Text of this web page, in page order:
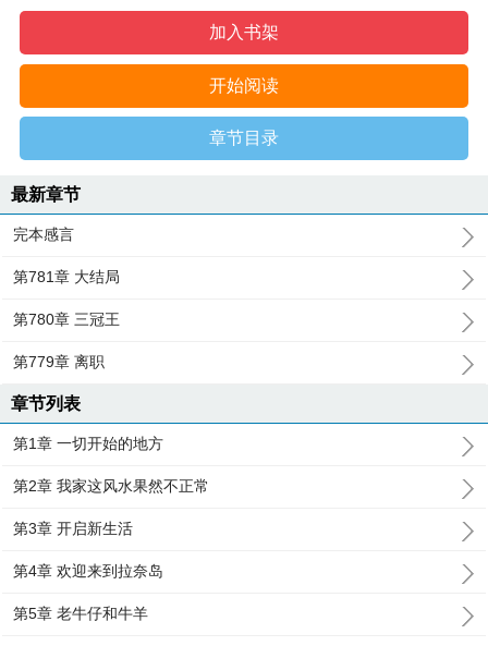
加入书架
开始阅读
章节目录
最新章节
完本感言
第781章 大结局
第780章 三冠王
第779章 离职
章节列表
第1章 一切开始的地方
第2章 我家这风水果然不正常
第3章 开启新生活
第4章 欢迎来到拉奈岛
第5章 老牛仔和牛羊